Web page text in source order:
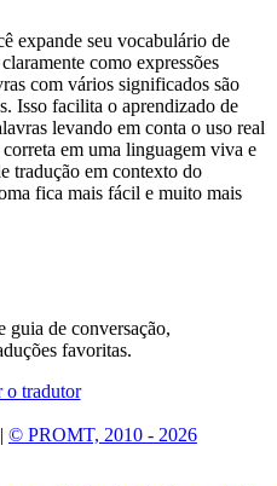
expande seu vocabulário de
como expressões
com vários significados são
Isso facilita o aprendizado de
levando em conta o uso real
em uma linguagem viva e
tradução em contexto do
fica mais fácil e muito mais
guia de conversação,
favoritas.
| © PROMT, 2010 - 2026